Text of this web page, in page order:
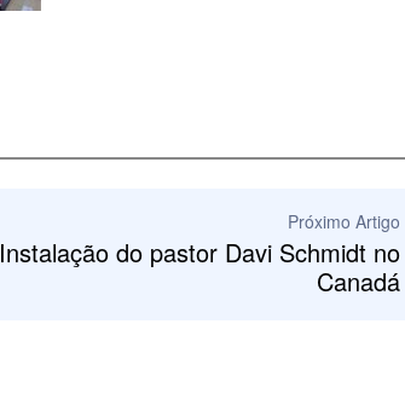
Próximo Artigo
Instalação do pastor Davi Schmidt no
Canadá